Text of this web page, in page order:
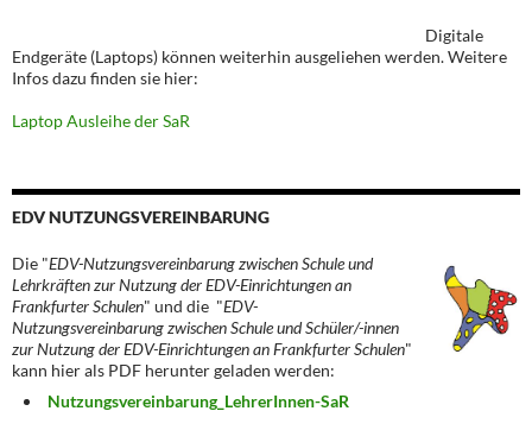
Digitale
Endgeräte (Laptops) können weiterhin ausgeliehen werden. Weitere
Infos dazu finden sie hier:
Laptop Ausleihe der SaR
EDV NUTZUNGSVEREINBARUNG
Die "EDV-Nutzungsvereinbarung zwischen Schule und
Lehrkräften zur Nutzung der EDV-Einrichtungen an
Frankfurter Schulen" und die "EDV-
Nutzungsvereinbarung zwischen Schule und Schüler/-innen
zur Nutzung der EDV-Einrichtungen an Frankfurter Schulen"
kann hier als PDF herunter geladen werden:
Nutzungsvereinbarung_LehrerInnen-SaR